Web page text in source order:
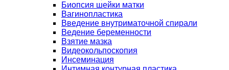
Биопсия шейки матки
Вагинопластика
Введение внутриматочной спирали
Ведение беременности
Взятие мазка
Видеокольпоскопия
Инсеминация